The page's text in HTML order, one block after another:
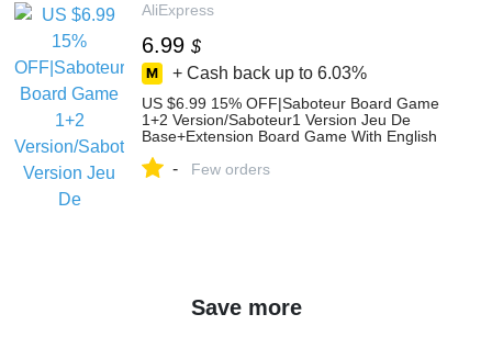
AliExpress
6.99 $
+ Cash back up to 6.03%
US $6.99 15% OFF|Saboteur Board Game
1+2 Version/Saboteur1 Version Jeu De
Base+Extension Board Game With English
Games from Sports & Entertainment on
- Few orders
Save more